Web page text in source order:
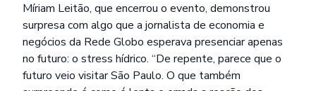
Míriam Leitão, que encerrou o evento, demonstrou
surpresa com algo que a jornalista de economia e
negócios da Rede Globo esperava presenciar apenas
no futuro: o stress hídrico. “De repente, parece que o
futuro veio visitar São Paulo. O que também